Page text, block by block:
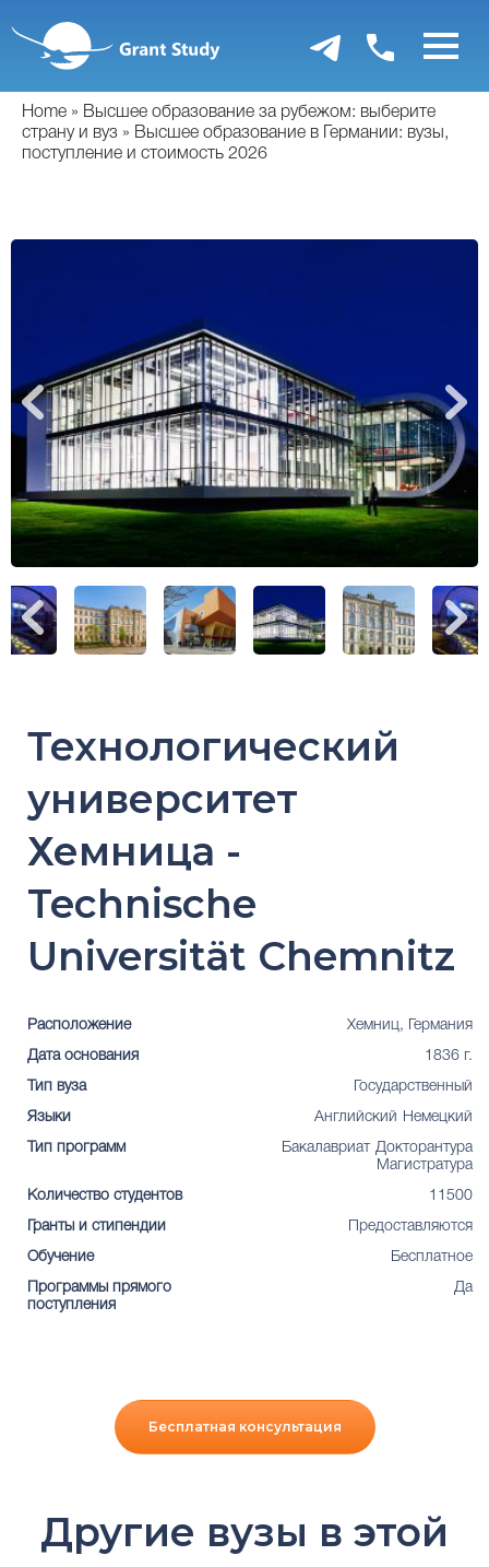
основному
содержанию
Home
Высшее образование за рубежом: выберите
страну и вуз
Высшее образование в Германии: вузы,
поступление и стоимость 2026
Технологический
университет
Хемница -
Technische
Universität Chemnitz
Расположение Хемниц, Германия
Дата основания 1836 г.
Тип вуза Государственный
Языки Английский Немецкий
Тип программ Бакалавриат Докторантура
Магистратура
Количество студентов 11500
Гранты и стипендии Предоставляются
Обучение Бесплатное
Программы прямого
поступления
Да
Бесплатная консультация
Другие вузы в этой